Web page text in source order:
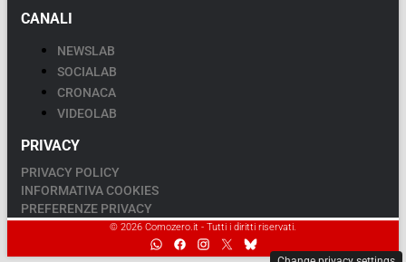
CANALI
NEWSLAB
SOCIALAB
CRONACA
VIDEOLAB
PRIVACY
PRIVACY POLICY
INFORMATIVA COOKIES
PREFERENZE PRIVACY
© 2026 Comozero.it - Tutti i diritti riservati.